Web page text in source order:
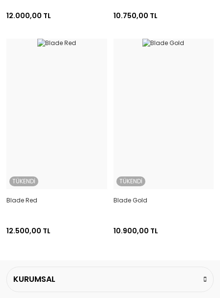
12.000,00 TL 10.750,00 TL
TÜKENDİ
Blade Red
12.500,00 TL
TÜKENDİ
Blade Gold
10.900,00 TL
KURUMSAL